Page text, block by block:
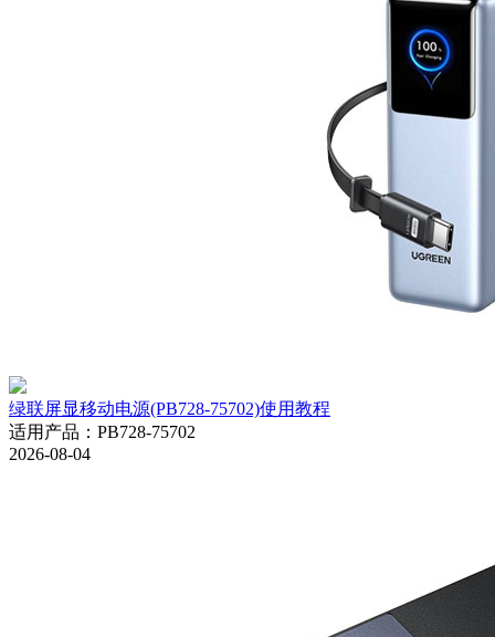
绿联屏显移动电源(PB728-75702)使用教程
适用产品 ： PB728-75702
2026-08-04